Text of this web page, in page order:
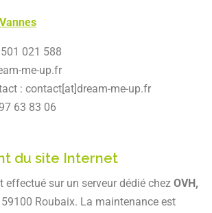
501 021 588
me-up.fr
: contact[at]dream-me-up.fr
63 83 06
du site Internet
effectué sur un serveur dédié chez OVH,
Roubaix. La maintenance est